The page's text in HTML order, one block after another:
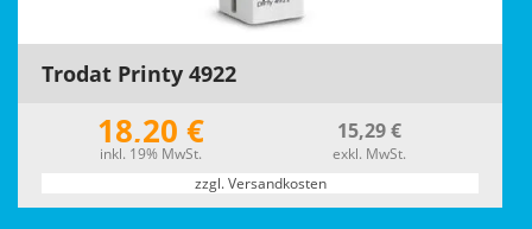
Trodat Printy 4922
18,20 €
inkl. 19% MwSt.
15,29 €
exkl. MwSt.
zzgl. Versandkosten